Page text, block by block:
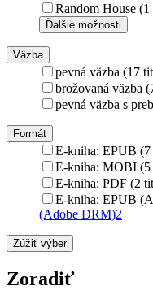
Random House
Ďalšie možnosti
Väzba
pevná väzba (17
brožovaná väzba
pevná väzba s
Formát
E-kniha: EPUB
E-kniha: MOBI
E-kniha: PDF (2
E-kniha: EPUB
(Adobe DRM)2
Zúžiť výber
Zoradiť